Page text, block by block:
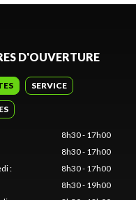
D'OUVERTURE
SERVICE
8h30 - 17h00
8h30 - 17h00
:
8h30 - 17h00
8h30 - 19h00